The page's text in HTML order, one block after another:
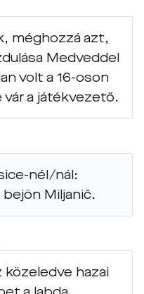
méghozzá azt,
Medveddel
volt a 16-oson
vár a játékvezető.
nél/nál:
Miljanič.
hazai